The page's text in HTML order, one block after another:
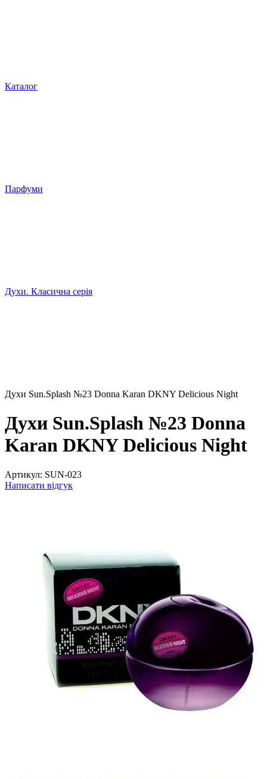
Каталог
Парфуми
Духи. Класична серія
Духи Sun.Splash №23 Donna Karan DKNY Delicious Night
Духи Sun.Splash №23 Donna
Karan DKNY Delicious Night
Артикул: SUN-023
Написати відгук